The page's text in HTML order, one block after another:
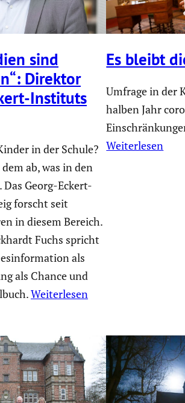
sind
Direktor
Instituts
in der Schule?
ab, was in den
Georg-Eckert-
forscht seit
in diesem Bereich.
Fuchs spricht
als
als Chance und
Weiterlesen
Es bleibt
Umfrage in der
halben Jahr
Weiterlesen